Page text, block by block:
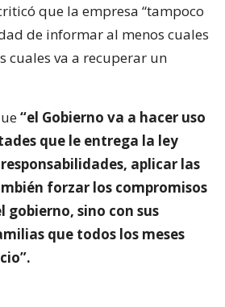
que la empresa “tampoco
de informar al menos cuales
cuales va a recuperar un
“el Gobierno va a hacer uso
que le entrega la ley
aplicar las
forzar los compromisos
gobierno, sino con sus
que todos los meses